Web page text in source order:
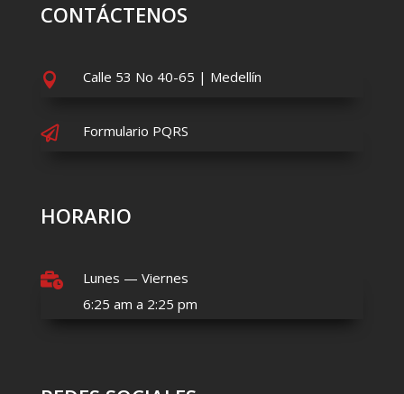
CONTÁCTENOS
 Calle 53 No 40-65 | Medellín
 Formulario PQRS
HORARIO

Lunes — Viernes
6:25 am a 2:25 pm